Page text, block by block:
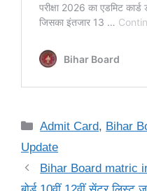
Categories
Admit Card, Bihar
Update
Bihar Board matric